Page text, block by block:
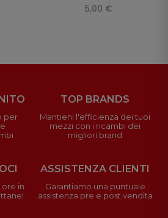
5,00 €
per
TOP BRANDS
Mantieni l'efficienza dei tuoi
mezzi con i ricambi dei
migliori brand
ore in
ASSISTENZA CLIENTI
Garantiamo una puntuale
assistenza pre e post vendita